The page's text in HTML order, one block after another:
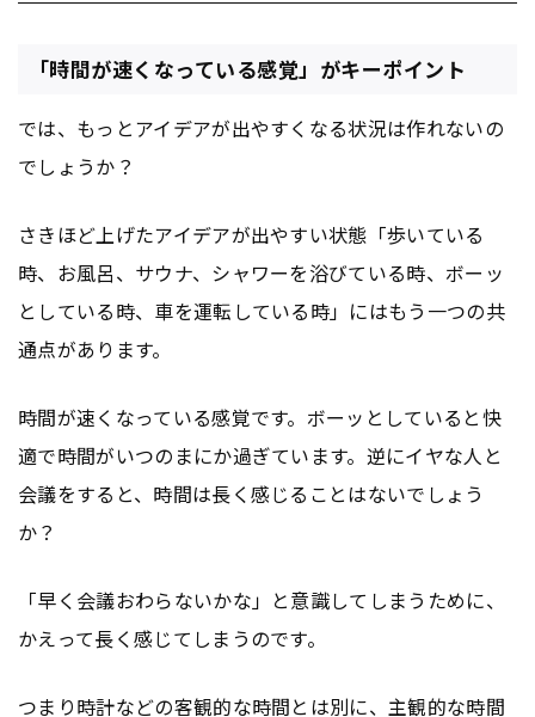
「時間が速くなっている感覚」がキーポイント
では、もっとアイデアが出やすくなる状況は作れないの
でしょうか？
さきほど上げたアイデアが出やすい状態「歩いている
時、お風呂、サウナ、シャワーを浴びている時、ボーッ
としている時、車を運転している時」にはもう一つの共
通点があります。
時間が速くなっている感覚です。ボーッとしていると快
適で時間がいつのまにか過ぎています。逆にイヤな人と
会議をすると、時間は長く感じることはないでしょう
か？
「早く会議おわらないかな」と意識してしまうために、
かえって長く感じてしまうのです。
つまり時計などの客観的な時間とは別に、主観的な時間